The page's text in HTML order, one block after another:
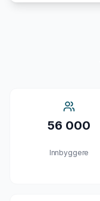
56 000
Innbyggere